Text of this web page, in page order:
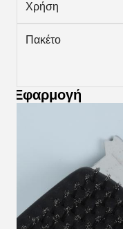
Χρήση
Πακέτο
Εφαρμογή